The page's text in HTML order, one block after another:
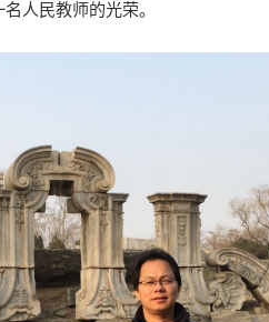
人民教师的光荣。